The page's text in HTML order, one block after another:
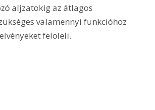
aljzatokig az átlagos
valamennyi funkcióhoz
felöleli.